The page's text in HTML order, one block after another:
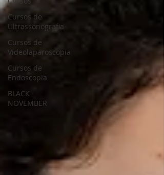
Cursos de
Ultrassonografia
Cursos de
Videolaparoscopia
Cursos de
Endoscopia
BLACK
NOVEMBER